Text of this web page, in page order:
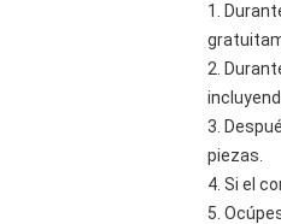
1.
2.
3.
piezas.
4. Si el
5.